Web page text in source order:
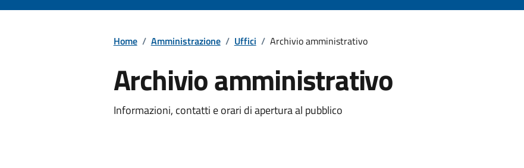
Home / Amministrazione / Uffici / Archivio amministrativo
Archivio amministrativo
Informazioni, contatti e orari di apertura al pubblico